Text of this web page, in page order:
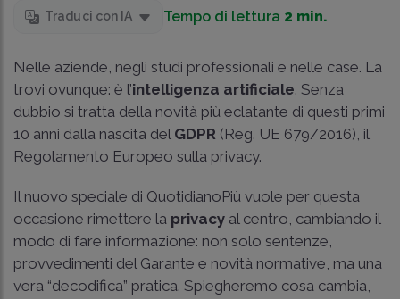
Traduci con IA Tempo di lettura 2 min.
Nelle aziende, negli studi professionali e nelle case. La
trovi ovunque: è l’intelligenza artificiale. Senza
dubbio si tratta della novità più eclatante di questi primi
10 anni dalla nascita del GDPR (Reg. UE 679/2016), il
Regolamento Europeo sulla privacy.
Il nuovo speciale di QuotidianoPiù vuole per questa
occasione rimettere la privacy al centro, cambiando il
modo di fare informazione: non solo sentenze,
provvedimenti del Garante e novità normative, ma una
vera “decodifica” pratica. Spiegheremo cosa cambia,